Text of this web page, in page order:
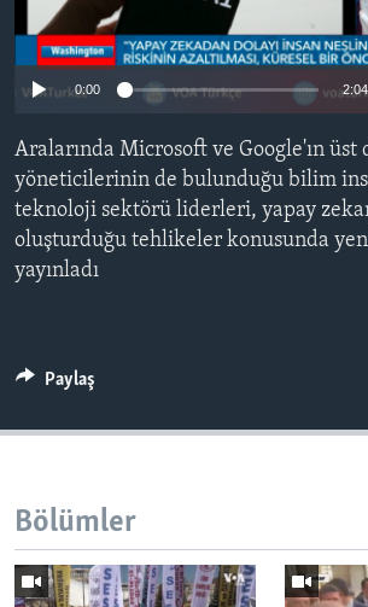
HAYATTAN
SANAT
BIZI TAKIP EDIN
Diller
0:00 2:04
Aralarında Microsoft ve Google'ın üst
yöneticilerinin de bulunduğu bilim
teknoloji sektörü liderleri, yapay
oluşturduğu tehlikeler konusunda
yayınladı
Paylaş
Bölümler